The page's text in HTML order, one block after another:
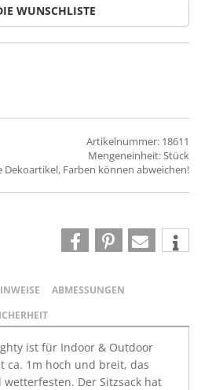
WUNSCHLISTE
Artikelnummer: 18611
Mengeneinheit: Stück
Dekoartikel, Farben können abweichen!
ABMESSUNGEN
ist für Indoor & Outdoor
ca. 1m hoch und breit, das
Der Sitzsack hat